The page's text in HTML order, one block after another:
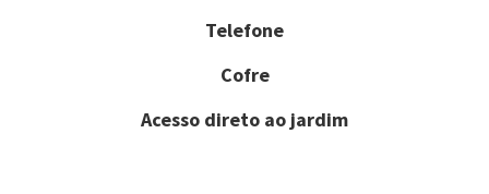
Telefone
Cofre
Acesso direto ao jardim